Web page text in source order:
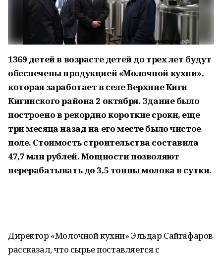
1369 детей в возрасте детей до трех лет будут
обеспечены продукцией «Молочной кухни»,
которая заработает в селе Верхние Киги
Кигинского района 2 октября. Здание было
построено в рекордно короткие сроки, еще
три месяца назад на его месте было чистое
поле. Стоимость строительства составила
47,7 млн рублей. Мощности позволяют
перерабатывать до 3,5 тонны молока в сутки.
Директор «Молочной кухни» Эльдар Сайгафаров
рассказал, что сырье поставляется с